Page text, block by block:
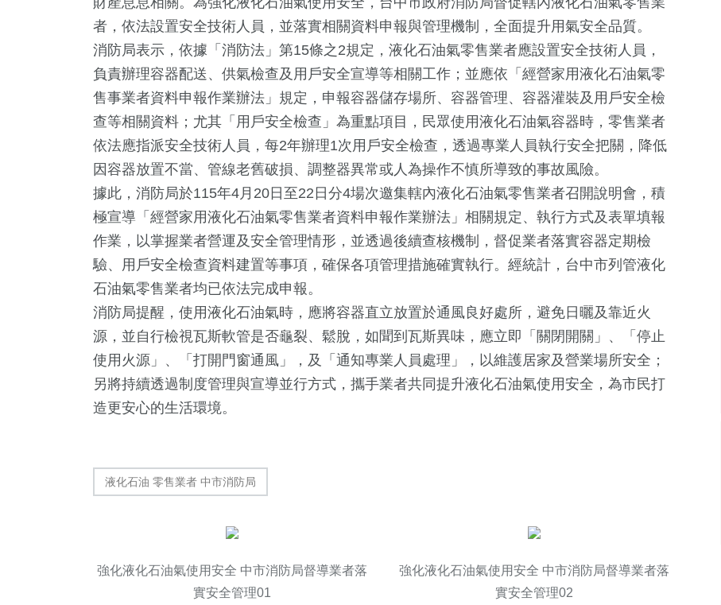
者，依法設置安全技術人員，並落實相關資料申報與管理機制，全面提升用氣安全品質。
消防局表示，依據「消防法」第15條之2規定，液化石油氣零售業者應設置安全技術人員，
負責辦理容器配送、供氣檢查及用戶安全宣導等相關工作；並應依「經營家用液化石油氣零
售事業者資料申報作業辦法」規定，申報容器儲存場所、容器管理、容器灌裝及用戶安全檢
查等相關資料；尤其「用戶安全檢查」為重點項目，民眾使用液化石油氣容器時，零售業者
依法應指派安全技術人員，每2年辦理1次用戶安全檢查，透過專業人員執行安全把關，降低
因容器放置不當、管線老舊破損、調整器異常或人為操作不慎所導致的事故風險。
據此，消防局於115年4月20日至22日分4場次邀集轄內液化石油氣零售業者召開說明會，積
極宣導「經營家用液化石油氣零售業者資料申報作業辦法」相關規定、執行方式及表單填報
作業，以掌握業者營運及安全管理情形，並透過後續查核機制，督促業者落實容器定期檢
驗、用戶安全檢查資料建置等事項，確保各項管理措施確實執行。經統計，台中市列管液化
石油氣零售業者均已依法完成申報。
消防局提醒，使用液化石油氣時，應將容器直立放置於通風良好處所，避免日曬及靠近火
源，並自行檢視瓦斯軟管是否龜裂、鬆脫，如聞到瓦斯異味，應立即「關閉開關」、「停止
使用火源」、「打開門窗通風」，及「通知專業人員處理」，以維護居家及營業場所安全；
另將持續透過制度管理與宣導並行方式，攜手業者共同提升液化石油氣使用安全，為市民打
造更安心的生活環境。
液化石油 零售業者 中市消防局
強化液化石油氣使用安全 中市消防局督導業者落
實安全管理01
強化液化石油氣使用安全 中市消防局督導業者落
實安全管理02
443+
社會
56+
頭條
796+
綜合新聞
181+
旅遊
38
科技新知